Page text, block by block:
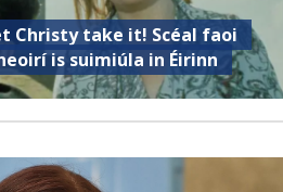
Christy take it! Scéal faoi
is suimiúla in Éirinn